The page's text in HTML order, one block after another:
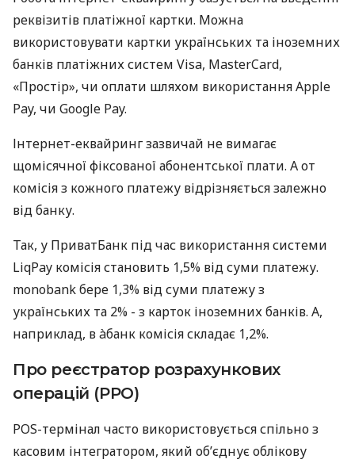
реквізитів платіжної картки. Можна
використовувати картки українських та іноземних
банків платіжних систем Visa, MasterCard,
«Простір», чи оплати шляхом використання Apple
Pay, чи Google Pay.
Інтернет-еквайринг зазвичай не вимагає
щомісячної фіксованої абонентської плати. А от
комісія з кожного платежу відрізняється залежно
від банку.
Так, у ПриватБанк під час використання системи
LiqPay комісія становить 1,5% від суми платежу.
monobank бере 1,3% від суми платежу з
українських та 2% - з карток іноземних банків. А,
наприклад, в àбанк комісія складає 1,2%.
Про реєстратор розрахункових
операцій (РРО)
POS-термінал часто використовується спільно з
касовим інтегратором, який об’єднує облікову